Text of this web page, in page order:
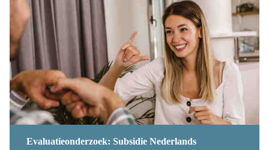
Evaluatieonderzoek: Subsidie Nederlands